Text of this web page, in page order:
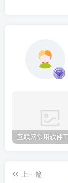
上一篇